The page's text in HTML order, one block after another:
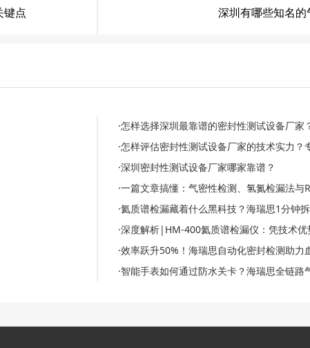
点 深圳有哪些知名的
·怎样选择深圳最靠谱的密封性测试设备厂家
·怎样评估密封性测试设备厂家的技术实力？
·深圳密封性测试设备厂家哪家靠谱？
·一篇文章搞懂：气密性检测、氢氮检漏法与
·氦质谱检漏藏着什么黑科技？海瑞思1分钟
·深度解析|HM-400氦质谱检漏仪：凭技术
·效率跃升50%！海瑞思自动化密封检测助力
·智能手表如何通过防水关卡？海瑞思全链路